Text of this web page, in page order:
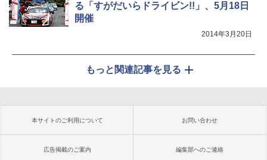
る「すがだいらドライビン!!」、5月18日
開催
2014年3月20日
もっと関連記事を見る
本サイトのご利用について お問い合わせ
広告掲載のご案内 編集部へのご連絡